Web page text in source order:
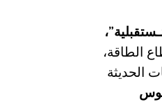
الطاقة،
الحديثة